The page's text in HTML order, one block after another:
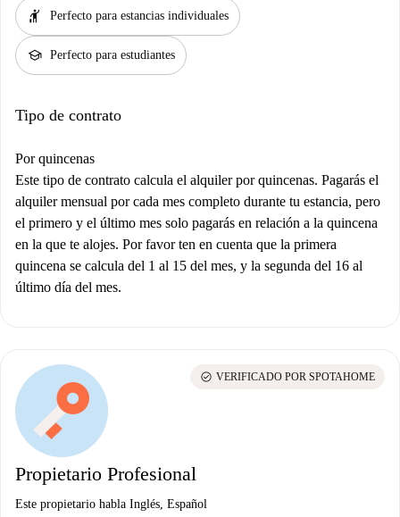
hail Perfecto para estancias individuales
school Perfecto para estudiantes
Tipo de contrato
Por quincenas
Este tipo de contrato calcula el alquiler por quincenas. Pagarás el
alquiler mensual por cada mes completo durante tu estancia, pero
el primero y el último mes solo pagarás en relación a la quincena
en la que te alojes. Por favor ten en cuenta que la primera
quincena se calcula del 1 al 15 del mes, y la segunda del 16 al
último día del mes.
Propietario Profesional
Este propietario habla Inglés, Español
check_circle VERIFICADO POR SPOTAHOME